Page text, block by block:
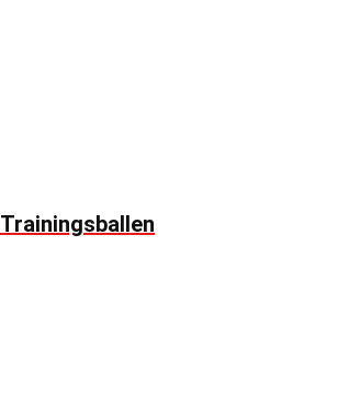
Trainingsballen